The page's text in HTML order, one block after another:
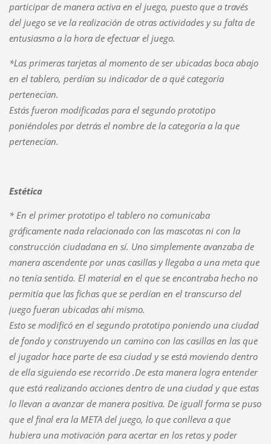
participar de manera activa en el juego, puesto que a través
del juego se ve la realización de otras actividades y su falta de
entusiasmo a la hora de efectuar el juego.
*Las primeras tarjetas al momento de ser ubicadas boca abajo
en el tablero, perdían su indicador de a qué categoría
pertenecían.
Estás fueron modificadas para el segundo prototipo
poniéndoles por detrás el nombre de la categoría a la que
pertenecían.
Estética
* En el primer prototipo el tablero no comunicaba
gráficamente nada relacionado con las mascotas ni con la
construcción ciudadana en sí. Uno simplemente avanzaba de
manera ascendente por unas casillas y llegaba a una meta que
no tenía sentido. El material en el que se encontraba hecho no
permitía que las fichas que se perdían en el transcurso del
juego fueran ubicadas ahí mismo.
Esto se modificó en el segundo prototipo poniendo una ciudad
de fondo y construyendo un camino con las casillas en las que
el jugador hace parte de esa ciudad y se está moviendo dentro
de ella siguiendo ese recorrido .De esta manera logra entender
que está realizando acciones dentro de una ciudad y que estas
lo llevan a avanzar de manera positiva. De iguall forma se puso
que el final era la META del juego, lo que conlleva a que
hubiera una motivación para acertar en los retos y poder